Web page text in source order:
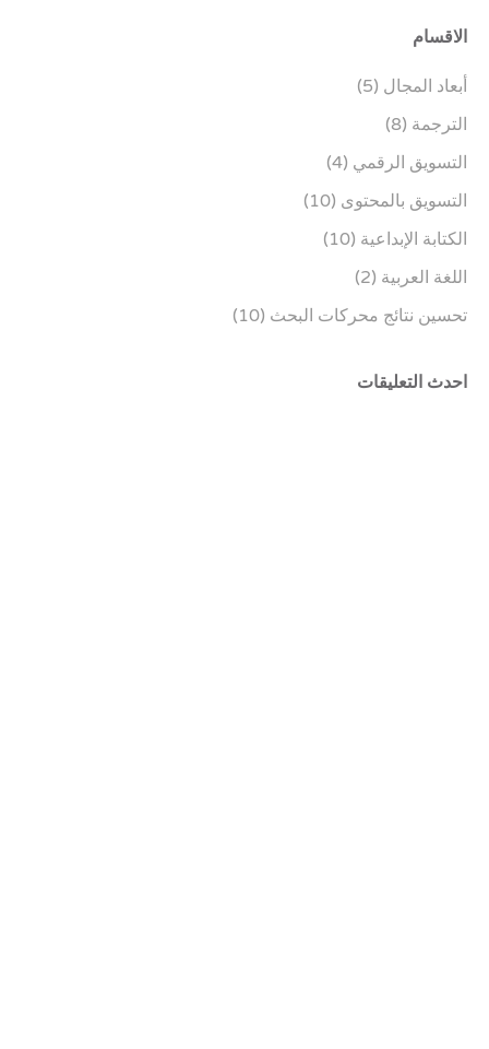
الاقسام
أبعاد المجال (5)
الترجمة (8)
التسويق الرقمي (4)
التسويق بالمحتوى (10)
الكتابة الإبداعية (10)
اللغة العربية (2)
تحسين نتائج محركات البحث (10)
احدث التعليقات